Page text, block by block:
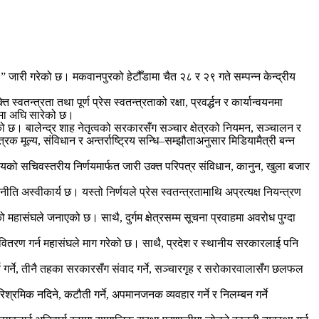
गरेको छ। मकवानपुरको हेटौँडामा चैत २८ र २९ गते सम्पन्न केन्द्रीय
तथा पूर्ण प्रेस स्वतन्त्रताको रक्षा, प्रवर्द्धन र कार्यान्वयनमा
अघि सारेको छ।
छ। बालेन्द्र शाह नेतृत्वको सरकारसँग सञ्चार क्षेत्रको नियमन, सञ्चालन र
मूल्य, संविधान र अन्तर्राष्ट्रिय सन्धि–सम्झौताअनुसार मिडियामैत्री बन्न
सचिवस्तरीय निर्णयमार्फत जारी उक्त परिपत्र संविधान, कानुन, खुला बजार
अस्वीकार्य छ। यस्तो निर्णयले प्रेस स्वतन्त्रतामाथि अप्रत्यक्ष नियन्त्रण
जनाएको छ। साथै, दुर्गम क्षेत्रसम्म सूचना प्रवाहमा अवरोध पुग्दा
वितरण गर्न महासंघले माग गरेको छ। साथै, प्रदेश र स्थानीय सरकारलाई पनि
तीनै तहका सरकारसँग संवाद गर्ने, सञ्चारगृह र सरोकारवालासँग छलफल
नदिने, कटौती गर्ने, अपमानजनक व्यवहार गर्ने र निलम्बन गर्ने